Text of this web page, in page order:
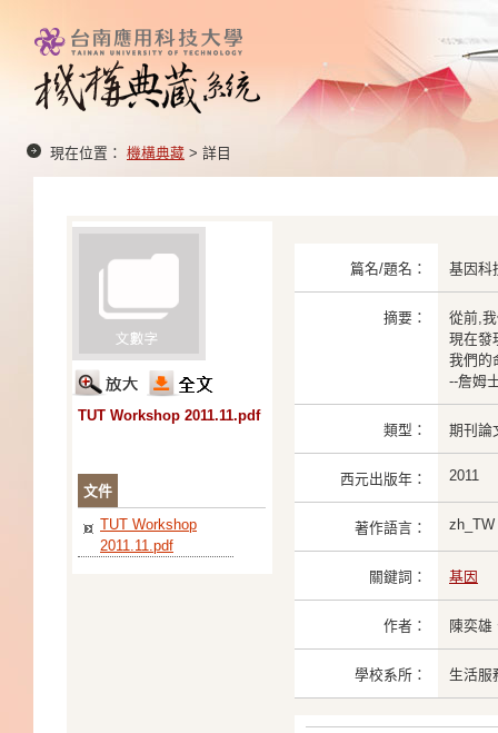
現在位置： 機構典藏 > 詳目
TUT Workshop 2011.11.pdf
文件
TUT Workshop
2011.11.pdf
篇名/題名： 基因科
摘要：
從前,
現在發
我們的
--詹姆
類型： 期刊論
西元出版年： 2011
著作語言： zh_TW
關鍵詞： 基因
作者： 陳奕雄
學校系所： 生活服